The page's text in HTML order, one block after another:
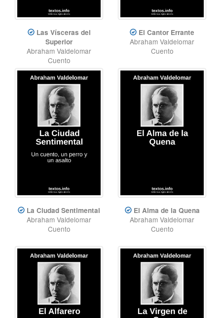
Las Vísceras del
Superior
Abraham Valdelomar
Cuento
El Cantor Errante
Abraham Valdelomar
Cuento
La Ciudad Sentimental
Abraham Valdelomar
Cuento
El Alma de la Quena
Abraham Valdelomar
Cuento